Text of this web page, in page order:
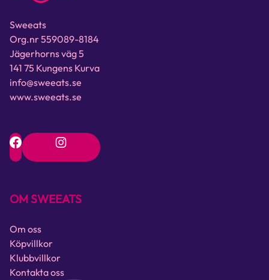
Sweeats
Org.nr 559089-8184
Jägerhorns väg 5
141 75 Kungens Kurva
info@sweeats.se
www.sweeats.se
OM SWEEATS
Om oss
Köpvillkor
Klubbvillkor
Kontakta oss